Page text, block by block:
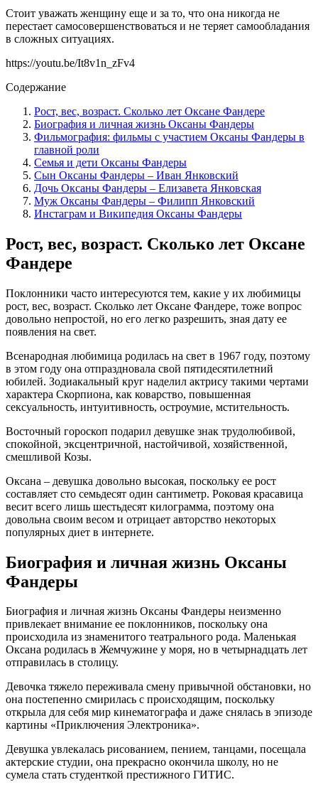
Стоит уважать женщину еще и за то, что она никогда не
перестает самосовершенствоваться и не теряет самообладания
в сложных ситуациях.
https://youtu.be/It8v1n_zFv4
Содержание
Рост, вес, возраст. Сколько лет Оксане Фандере
Биография и личная жизнь Оксаны Фандеры
Фильмография: фильмы с участием Оксаны Фандеры в
главной роли
Семья и дети Оксаны Фандеры
Сын Оксаны Фандеры – Иван Янковский
Дочь Оксаны Фандеры – Елизавета Янковская
Муж Оксаны Фандеры – Филипп Янковский
Инстаграм и Википедия Оксаны Фандеры
Рост, вес, возраст. Сколько лет Оксане
Фандере
Поклонники часто интересуются тем, какие у их любимицы
рост, вес, возраст. Сколько лет Оксане Фандере, тоже вопрос
довольно непростой, но его легко разрешить, зная дату ее
появления на свет.
Всенародная любимица родилась на свет в 1967 году, поэтому
в этом году она отпраздновала свой пятидесятилетний
юбилей. Зодиакальный круг наделил актрису такими чертами
характера Скорпиона, как коварство, повышенная
сексуальность, интуитивность, остроумие, мстительность.
Восточный гороскоп подарил девушке знак трудолюбивой,
спокойной, эксцентричной, настойчивой, хозяйственной,
смешливой Козы.
Оксана – девушка довольно высокая, поскольку ее рост
составляет сто семьдесят один сантиметр. Роковая красавица
весит всего лишь шестьдесят килограмма, поэтому она
довольна своим весом и отрицает авторство некоторых
популярных диет в интернете.
Биография и личная жизнь Оксаны
Фандеры
Биография и личная жизнь Оксаны Фандеры неизменно
привлекает внимание ее поклонников, поскольку она
происходила из знаменитого театрального рода. Маленькая
Оксана родилась в Жемчужине у моря, но в четырнадцать лет
отправилась в столицу.
Девочка тяжело переживала смену привычной обстановки, но
она постепенно смирилась с происходящим, поскольку
открыла для себя мир кинематографа и даже снялась в эпизоде
картины «Приключения Электроника».
Девушка увлекалась рисованием, пением, танцами, посещала
актерские студии, она прекрасно окончила школу, но не
сумела стать студенткой престижного ГИТИС.